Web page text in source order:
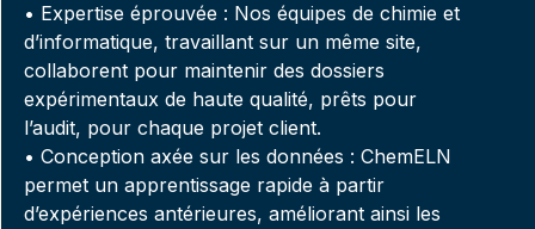
• Expertise éprouvée : Nos équipes de chimie et
d’informatique, travaillant sur un même site,
collaborent pour maintenir des dossiers
expérimentaux de haute qualité, prêts pour
l’audit, pour chaque projet client.
• Conception axée sur les données : ChemELN
permet un apprentissage rapide à partir
d’expériences antérieures, améliorant ainsi les